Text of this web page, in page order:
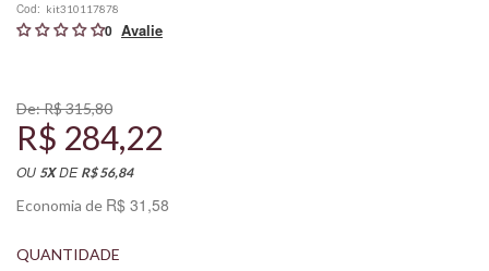
Cod: kit310117878
0
De:R$ 315,80
R$ 284,22
OU 5XDE R$ 56,84
Economia de R$ 31,58